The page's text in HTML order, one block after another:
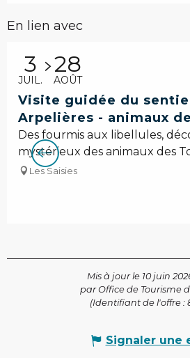
En lien avec
3
JUIL.
28
AOÛT
Visite guidée du
Arpelières - animaux
Des fourmis aux libellules,
mystérieux des animaux des
Les Saisies
Mis à jour le 10 juin
par Office de Tourisme
(Identifiant de l'offre :
Signaler une